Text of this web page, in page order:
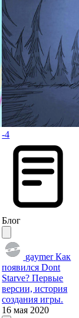
-4
Блог
gaymer Как
появился Dont
Starve? Первые
версии, история
создания игры.
16 мая 2020